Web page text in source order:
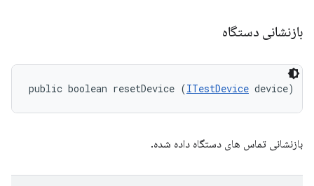
بازنشانی دستگاه
public boolean resetDevice (ITestDevice device)
بازنشانی تماس های دستگاه داده شده.